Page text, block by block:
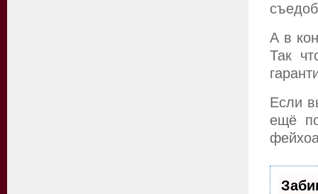
А в
Так
Если
ещё